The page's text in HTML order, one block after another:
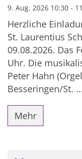
9. Aug. 2026 10:30 -
Herzliche
St. Laurentius
09.08.2026. Das
Uhr. Die
Peter Hahn
Besseringen/St.
Mehr